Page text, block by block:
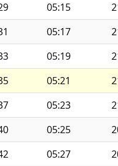
05:15
05:17
05:19
05:21
05:23
05:25
05:27